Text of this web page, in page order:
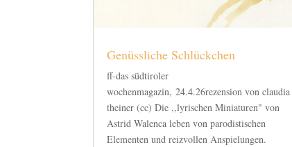
Genüssliche Schlückchen
ff-das südtiroler
wochenmagazin, 24.4.26rezension von claudia
theiner (cc) Die ,,lyrischen Minia­turen" von
Astrid Walenca leben von parodistischen
Elementen und reizvollen Anspielungen.